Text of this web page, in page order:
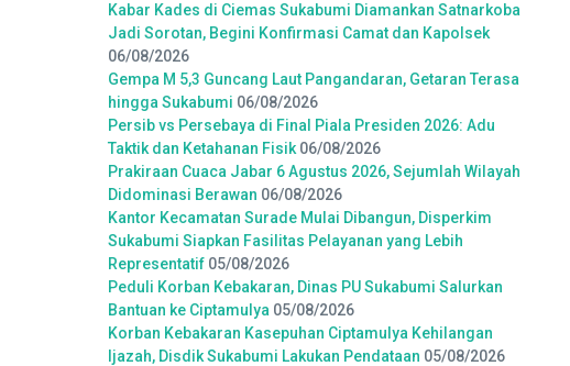
Kabar Kades di Ciemas Sukabumi Diamankan Satnarkoba
Jadi Sorotan, Begini Konfirmasi Camat dan Kapolsek
06/08/2026
Gempa M 5,3 Guncang Laut Pangandaran, Getaran Terasa
hingga Sukabumi 06/08/2026
Persib vs Persebaya di Final Piala Presiden 2026: Adu
Taktik dan Ketahanan Fisik 06/08/2026
Prakiraan Cuaca Jabar 6 Agustus 2026, Sejumlah Wilayah
Didominasi Berawan 06/08/2026
Kantor Kecamatan Surade Mulai Dibangun, Disperkim
Sukabumi Siapkan Fasilitas Pelayanan yang Lebih
Representatif 05/08/2026
Peduli Korban Kebakaran, Dinas PU Sukabumi Salurkan
Bantuan ke Ciptamulya 05/08/2026
Korban Kebakaran Kasepuhan Ciptamulya Kehilangan
Ijazah, Disdik Sukabumi Lakukan Pendataan 05/08/2026